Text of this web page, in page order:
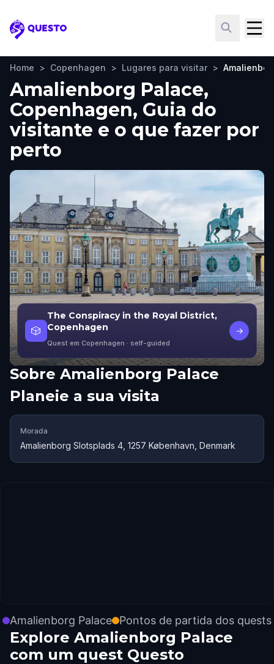
Questo
Home > Copenhagen > Lugares para visitar >
Amalienborg Palace,
Copenhagen, Guia do
visitante e o que fazer por
perto
🎲
The Conspiracy in the Royal District,
Copenhagen
Quest em Copenhagen · self-guided
→
Sobre Amalienborg Palace
Planeie a sua visita
Morada
Amalienborg Slotsplads 4, 1257 København, Denmark
Amalienborg Palace Pontos de partida dos quests
Explore Amalienborg Palace
com um quest Questo